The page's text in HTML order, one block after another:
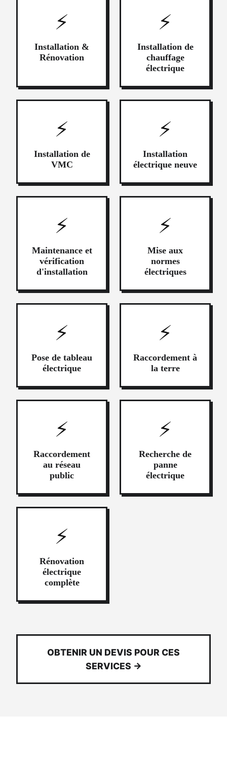
⚡
Installation &
Rénovation
⚡
Installation de
chauffage
électrique
⚡
Installation de
VMC
⚡
Installation
électrique neuve
⚡
Maintenance et
vérification
d'installation
⚡
Mise aux
normes
électriques
⚡
Pose de tableau
électrique
⚡
Raccordement à
la terre
⚡
Raccordement
au réseau
public
⚡
Recherche de
panne
électrique
⚡
Rénovation
électrique
complète
OBTENIR UN DEVIS POUR CES
SERVICES →